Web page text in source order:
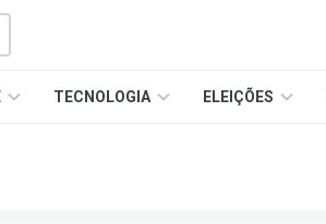
TECNOLOGIA ELEIÇÕES